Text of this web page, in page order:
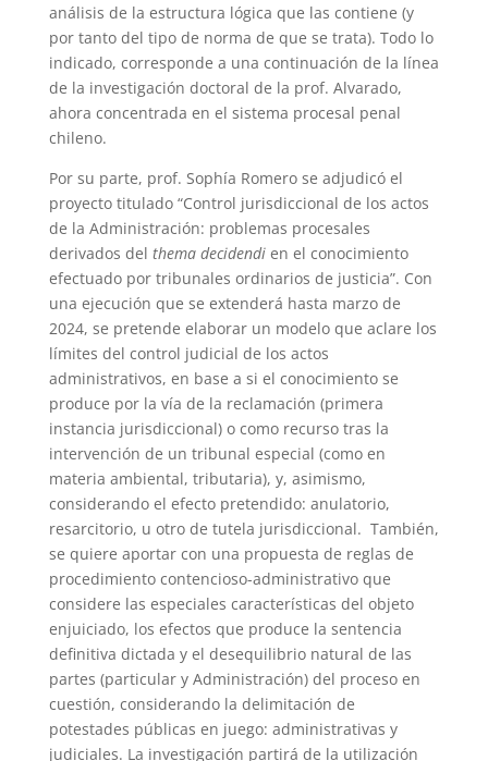
análisis de la estructura lógica que las contiene (y
por tanto del tipo de norma de que se trata). Todo lo
indicado, corresponde a una continuación de la línea
de la investigación doctoral de la prof. Alvarado,
ahora concentrada en el sistema procesal penal
chileno.
Por su parte, prof. Sophía Romero se adjudicó el
proyecto titulado “Control jurisdiccional de los actos
de la Administración: problemas procesales
derivados del thema decidendien el conocimiento
efectuado por tribunales ordinarios de justicia”. Con
una ejecución que se extenderá hasta marzo de
2024, se pretende elaborar un modelo que aclare los
límites del control judicial de los actos
administrativos, en base a si el conocimiento se
produce por la vía de la reclamación (primera
instancia jurisdiccional) o como recurso tras la
intervención de un tribunal especial (como en
materia ambiental, tributaria), y, asimismo,
considerando el efecto pretendido: anulatorio,
resarcitorio, u otro de tutela jurisdiccional. También,
se quiere aportar con una propuesta de reglas de
procedimiento contencioso-administrativo que
considere las especiales características del objeto
enjuiciado, los efectos que produce la sentencia
definitiva dictada y el desequilibrio natural de las
partes (particular y Administración) del proceso en
cuestión, considerando la delimitación de
potestades públicas en juego: administrativas y
judiciales. La investigación partirá de la utilización